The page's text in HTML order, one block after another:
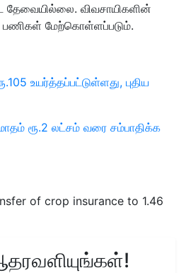
தேவையில்லை. விவசாயிகளின்
பணிகள் மேற்கொள்ளப்படும்.
உயர்த்தப்பட்டுள்ளது, புதிய
ரூ.2 லட்சம் வரை சம்பாதிக்க
of crop insurance to 1.46